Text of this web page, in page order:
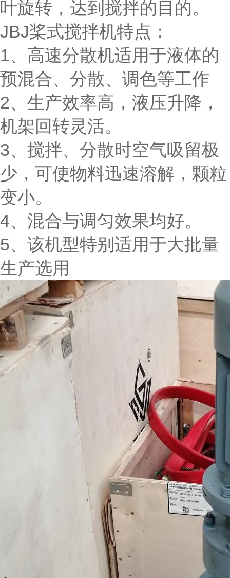
叶旋转，达到搅拌的目的。
JBJ桨式搅拌机特点：
1、高速分散机适用于液体的
预混合、分散、调色等工作
2、生产效率高，液压升降，
机架回转灵活。
3、搅拌、分散时空气吸留极
少，可使物料迅速溶解，颗粒
变小。
4、混合与调匀效果均好。
5、该机型特别适用于大批量
生产选用